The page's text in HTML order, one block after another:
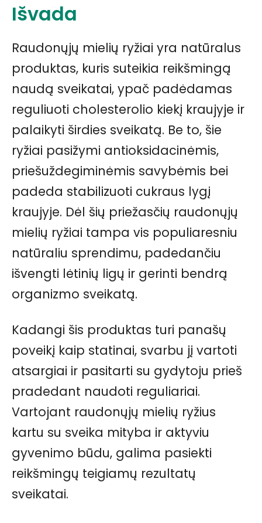
Išvada
Raudonųjų mielių ryžiai yra natūralus
produktas, kuris suteikia reikšmingą
naudą sveikatai, ypač padėdamas
reguliuoti cholesterolio kiekį kraujyje ir
palaikyti širdies sveikatą. Be to, šie
ryžiai pasižymi antioksidacinėmis,
priešuždegiminėmis savybėmis bei
padeda stabilizuoti cukraus lygį
kraujyje. Dėl šių priežasčių raudonųjų
mielių ryžiai tampa vis populiaresniu
natūraliu sprendimu, padedančiu
išvengti lėtinių ligų ir gerinti bendrą
organizmo sveikatą.
Kadangi šis produktas turi panašų
poveikį kaip statinai, svarbu jį vartoti
atsargiai ir pasitarti su gydytoju prieš
pradedant naudoti reguliariai.
Vartojant raudonųjų mielių ryžius
kartu su sveika mityba ir aktyviu
gyvenimo būdu, galima pasiekti
reikšmingų teigiamų rezultatų
sveikatai.